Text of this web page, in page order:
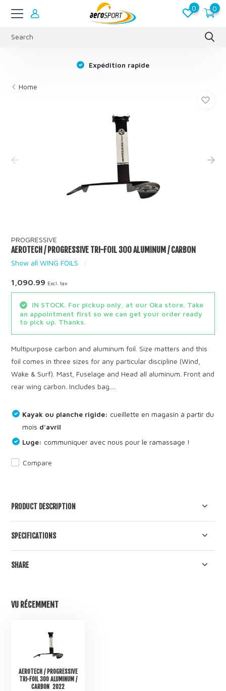
0 0
Expédition rapide
Home
PROGRESSIVE
AEROTECH / PROGRESSIVE TRI-FOIL 300 ALUMINUM / CARBON
Show all WING FOILS
1,090.99 Excl. tax
IN STOCK. For pickup only, at our Oka store. Take
an appointment first so we can get your order ready
to pick up. Thanks.
Multipurpose carbon and aluminum foil. Size matters and this
foil comes in three sizes for any particular discipline (Wind,
Wake & Surf). Mast, Fuselage and Head all aluminum. Front and
rear wing carbon. Includes bag....
Kayak ou planche rigide: cueillette en magasin à partir du
mois d'avril
Luge: communiquer avec nous pour le ramassage !
Compare
PRODUCT DESCRIPTION
SPECIFICATIONS
SHARE
VU RÉCEMMENT
AEROTECH / PROGRESSIVE
TRI-FOIL 300 ALUMINUM /
CARBON 2022